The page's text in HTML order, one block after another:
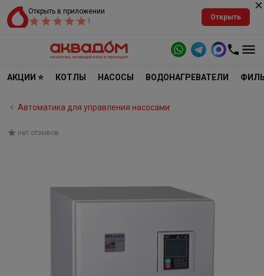
Открыть в приложении
1
Открыть
АКЦИИ ⭐ КОТЛЫ НАСОСЫ ВОДОНАГРЕВАТЕЛИ
Автоматика для управления насосами
нет отзывов